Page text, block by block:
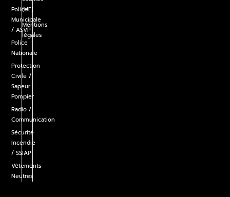
(UE)
Mentions
légales
Police
Municipale
/ ASVP
Police
Nationale
Protection
Civile /
Sapeur
Pompier
Radio /
Communication
Sécurité
Incendie
/ SSIAP
Vêtements
Neutres